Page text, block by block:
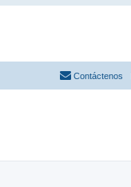
Contáctenos